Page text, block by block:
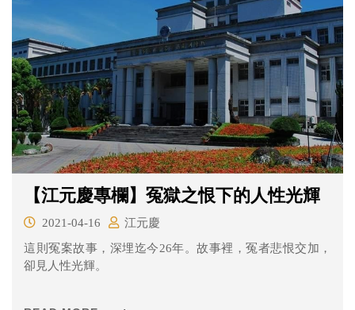
【江元慶專欄】冤獄之恨下的人性光輝
2021-04-16
江元慶
這則冤案故事，深埋迄今26年。故事裡，冤者悲恨交加，
卻見人性光輝。